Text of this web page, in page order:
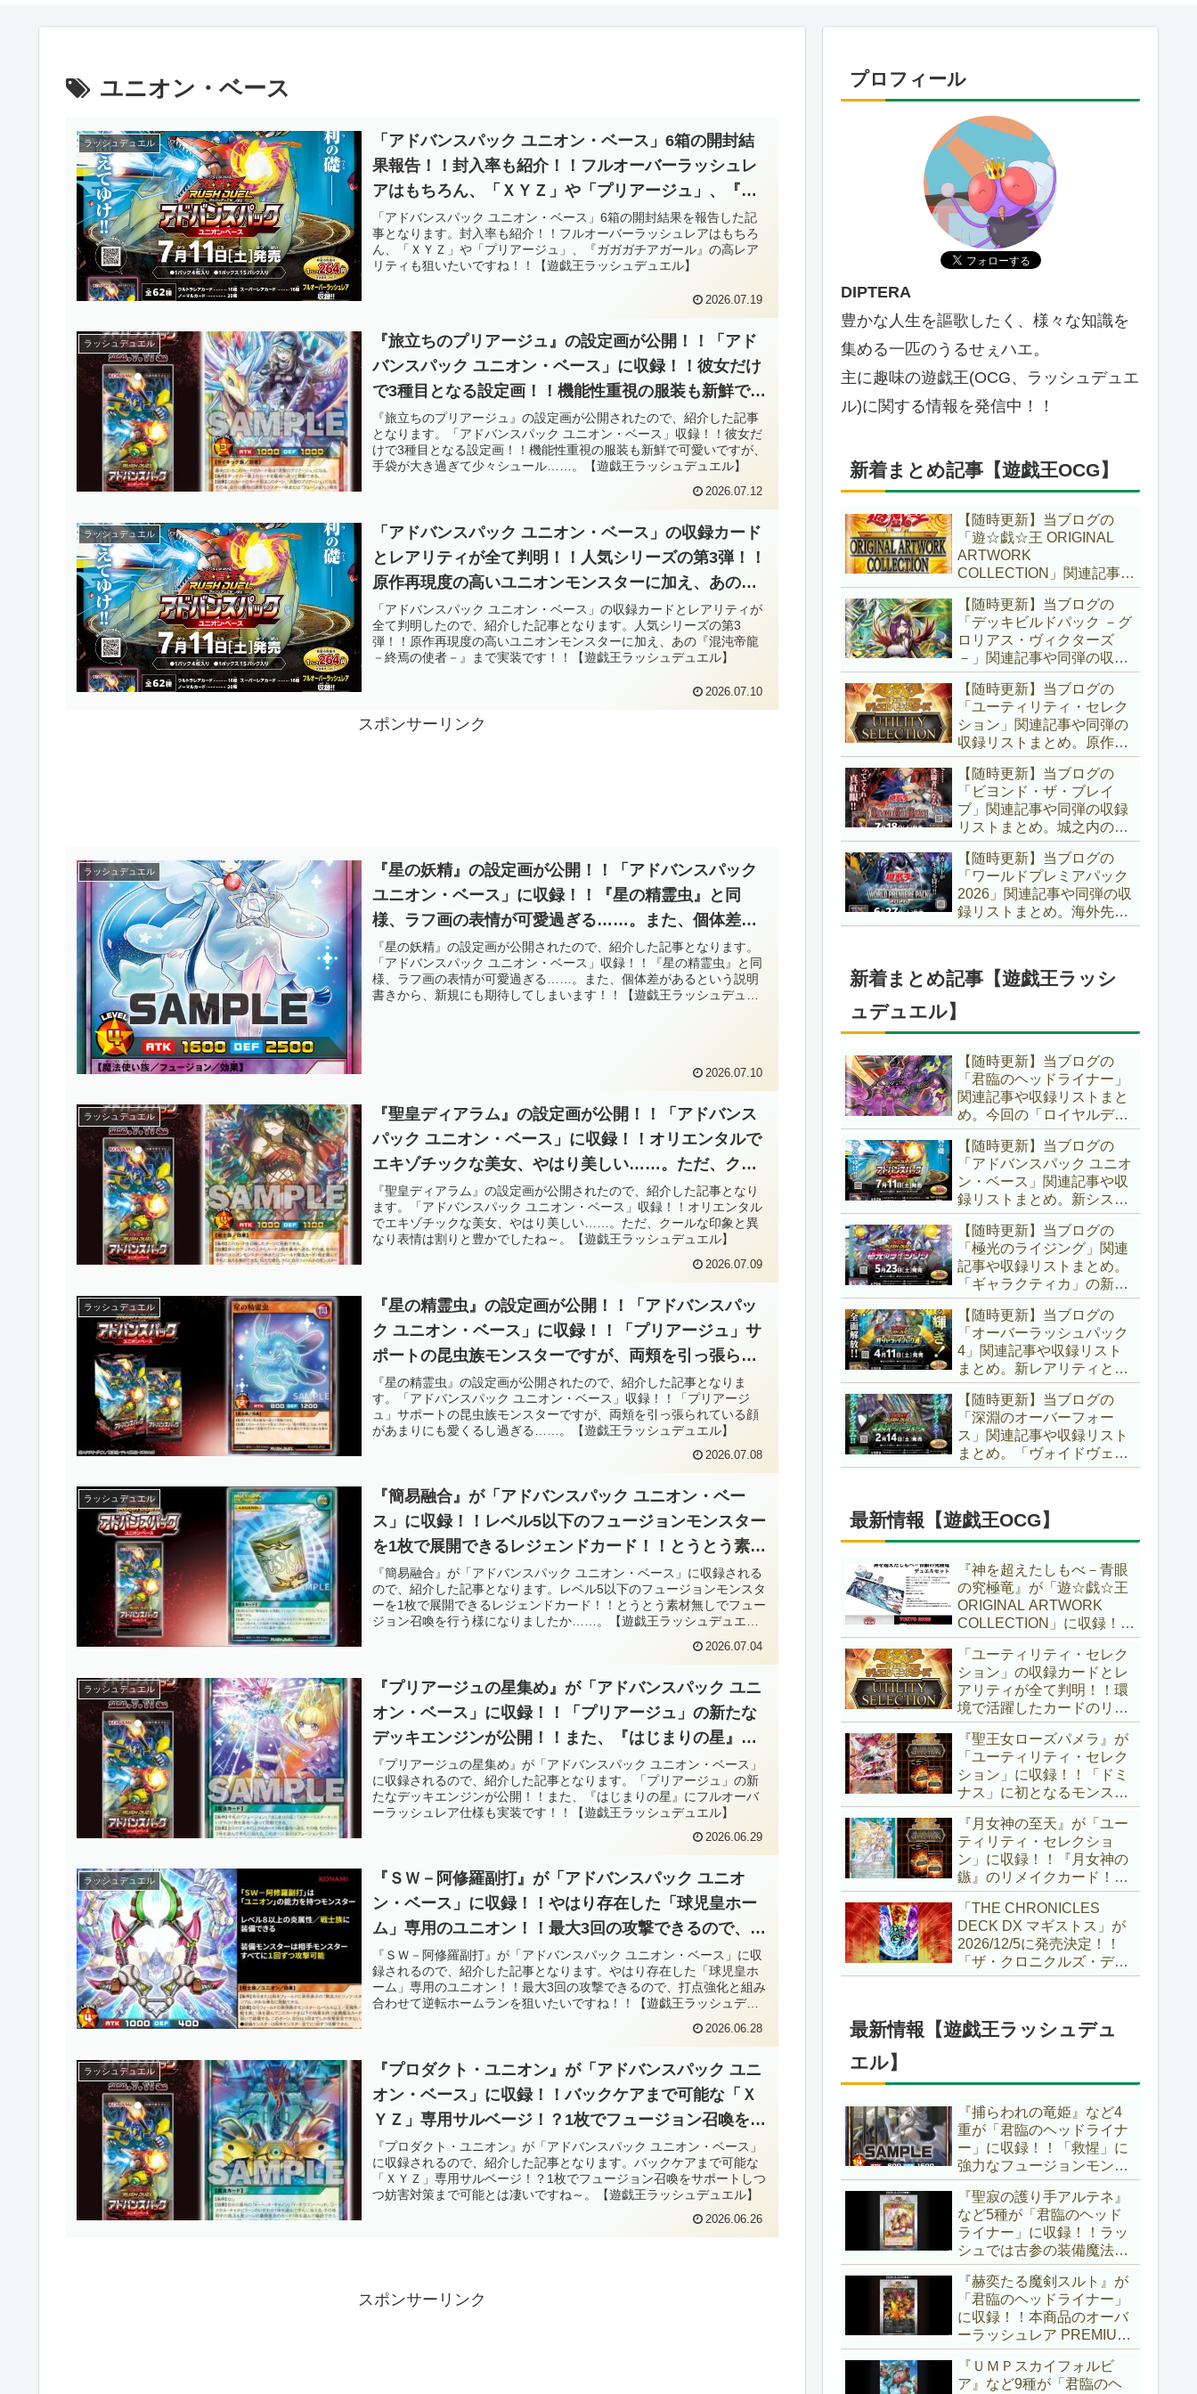
ユニオン・ベース
ラッシュデュエル
「アドバンスパック ユニオン・ベース」6箱の開封結
果報告！！封入率も紹介！！フルオーバーラッシュレ
アはもちろん、「ＸＹＺ」や「プリアージュ」、『ガ
ガガチアガール』の高レアリティも狙いたいです
ね！！【遊戯王ラッシュデュエル】
「アドバンスパック ユニオン・ベース」6箱の開封結果を報告した記
事となります。封入率も紹介！！フルオーバーラッシュレアはもちろ
ん、「ＸＹＺ」や「プリアージュ」、『ガガガチアガール』の高レア
リティも狙いたいですね！！【遊戯王ラッシュデュエル】
2026.07.19
ラッシュデュエル
『旅立ちのプリアージュ』の設定画が公開！！「アド
バンスパック ユニオン・ベース」に収録！！彼女だけ
で3種目となる設定画！！機能性重視の服装も新鮮で可
愛いですが、手袋が大き過ぎて少々シュール……。
【遊戯王ラッシュデュエル】
『旅立ちのプリアージュ』の設定画が公開されたので、紹介した記事
となります。「アドバンスパック ユニオン・ベース」収録！！彼女だ
けで3種目となる設定画！！機能性重視の服装も新鮮で可愛いですが、
手袋が大き過ぎて少々シュール……。【遊戯王ラッシュデュエル】
2026.07.12
ラッシュデュエル
「アドバンスパック ユニオン・ベース」の収録カード
とレアリティが全て判明！！人気シリーズの第3弾！！
原作再現度の高いユニオンモンスターに加え、あの
『混沌帝龍 －終焉の使者－』まで実装です！！【遊戯
王ラッシュデュエル】
「アドバンスパック ユニオン・ベース」の収録カードとレアリティが
全て判明したので、紹介した記事となります。人気シリーズの第3
弾！！原作再現度の高いユニオンモンスターに加え、あの『混沌帝龍
－終焉の使者－』まで実装です！！【遊戯王ラッシュデュエル】
2026.07.10
スポンサーリンク
ラッシュデュエル
『星の妖精』の設定画が公開！！「アドバンスパック
ユニオン・ベース」に収録！！『星の精霊虫』と同
様、ラフ画の表情が可愛過ぎる……。また、個体差が
あるという説明書きから、新規にも期待してしまいま
す！！【遊戯王ラッシュデュエル】
『星の妖精』の設定画が公開されたので、紹介した記事となります。
「アドバンスパック ユニオン・ベース」収録！！『星の精霊虫』と同
様、ラフ画の表情が可愛過ぎる……。また、個体差があるという説明
書きから、新規にも期待してしまいます！！【遊戯王ラッシュデュエ
2026.07.10
ラッシュデュエル
『聖皇ディアラム』の設定画が公開！！「アドバンス
パック ユニオン・ベース」に収録！！オリエンタルで
エキゾチックな美女、やはり美しい……。ただ、クー
ルな印象と異なり表情は割りと豊かでしたね～。【遊
戯王ラッシュデュエル】
『聖皇ディアラム』の設定画が公開されたので、紹介した記事となり
ます。「アドバンスパック ユニオン・ベース」収録！！オリエンタル
でエキゾチックな美女、やはり美しい……。ただ、クールな印象と異
なり表情は割りと豊かでしたね～。【遊戯王ラッシュデュエル】
2026.07.09
ラッシュデュエル
『星の精霊虫』の設定画が公開！！「アドバンスパッ
ク ユニオン・ベース」に収録！！「プリアージュ」サ
ポートの昆虫族モンスターですが、両頬を引っ張られ
ている顔があまりにも愛くるし過ぎる……。【遊戯王
ラッシュデュエル】
『星の精霊虫』の設定画が公開されたので、紹介した記事となりま
す。「アドバンスパック ユニオン・ベース」収録！！「プリアージ
ュ」サポートの昆虫族モンスターですが、両頬を引っ張られている顔
があまりにも愛くるし過ぎる……。【遊戯王ラッシュデュエル】
2026.07.08
ラッシュデュエル
『簡易融合』が「アドバンスパック ユニオン・ベー
ス」に収録！！レベル5以下のフュージョンモンスター
を1枚で展開できるレジェンドカード！！とうとう素材
無しでフュージョン召喚を行う様になりました
か……。【遊戯王ラッシュデュエル】
『簡易融合』が「アドバンスパック ユニオン・ベース」に収録される
ので、紹介した記事となります。レベル5以下のフュージョンモンスタ
ーを1枚で展開できるレジェンドカード！！とうとう素材無しでフュー
ジョン召喚を行う様になりましたか……。【遊戯王ラッシュデュエ
2026.07.04
ラッシュデュエル
『プリアージュの星集め』が「アドバンスパック ユニ
オン・ベース」に収録！！「プリアージュ」の新たな
デッキエンジンが公開！！また、『はじまりの星』に
フルオーバーラッシュレア仕様も実装です！！【遊戯
王ラッシュデュエル】
『プリアージュの星集め』が「アドバンスパック ユニオン・ベース」
に収録されるので、紹介した記事となります。「プリアージュ」の新
たなデッキエンジンが公開！！また、『はじまりの星』にフルオーバ
ーラッシュレア仕様も実装です！！【遊戯王ラッシュデュエル】
2026.06.29
ラッシュデュエル
『ＳＷ－阿修羅副打』が「アドバンスパック ユニオ
ン・ベース」に収録！！やはり存在した「球児皇ホー
ム」専用のユニオン！！最大3回の攻撃できるので、打
点強化と組み合わせて逆転ホームランを狙いたいです
ね！！【遊戯王ラッシュデュエル】
『ＳＷ－阿修羅副打』が「アドバンスパック ユニオン・ベース」に収
録されるので、紹介した記事となります。やはり存在した「球児皇ホ
ーム」専用のユニオン！！最大3回の攻撃できるので、打点強化と組み
合わせて逆転ホームランを狙いたいですね！！【遊戯王ラッシュデュ
2026.06.28
ラッシュデュエル
『プロダクト・ユニオン』が「アドバンスパック ユニ
オン・ベース」に収録！！バックケアまで可能な「Ｘ
ＹＺ」専用サルベージ！？1枚でフュージョン召喚をサ
ポートしつつ妨害対策まで可能とは凄いですね～。
【遊戯王ラッシュデュエル】
『プロダクト・ユニオン』が「アドバンスパック ユニオン・ベース」
に収録されるので、紹介した記事となります。バックケアまで可能な
「ＸＹＺ」専用サルベージ！？1枚でフュージョン召喚をサポートしつ
つ妨害対策まで可能とは凄いですね～。【遊戯王ラッシュデュエル】
2026.06.26
スポンサーリンク
プロフィール
DIPTERA
豊かな人生を謳歌したく、様々な知識を
集める一匹のうるせぇハエ。
主に趣味の遊戯王(OCG、ラッシュデュエ
ル)に関する情報を発信中！！
新着まとめ記事【遊戯王OCG】
【随時更新】当ブログの
「遊☆戯☆王 ORIGINAL
ARTWORK
COLLECTION」関連記事や
同弾の収録リストまとめ。
マンガスタイルとオーバー
フレームに焦点を当てた新
商品！！また、原作のモン
スターもリメイクされてい
ます！！【遊戯王OCG】
【随時更新】当ブログの
「デッキビルドパック －グ
ロリアス・ヴィクターズ
－」関連記事や同弾の収録
リストまとめ。効果を持た
ない古のモンスターを使役
する儀式テーマ「セネト」
に加え、「レイズ・ムー
ン」や「異解△」も登
場！！【遊戯王OCG】
【随時更新】当ブログの
「ユーティリティ・セレク
ション」関連記事や同弾の
収録リストまとめ。原作の
名シーンや懐かしの人気モ
ンスターをイメージした新
規カードが多数登場！！ま
た、「ドミナス」などの豪
華再録にも注目ですね～。
【遊戯王OCG】
【随時更新】当ブログの
「ビヨンド・ザ・ブレイ
ブ」関連記事や同弾の収録
リストまとめ。城之内のカ
ードたちが『時の黒魔術
師』関連となってリメイ
ク！！さらに、「Ｄ－ＨＥ
ＲＯ」の『幽獄の時計塔』
も待望のリメイクです！！
【随時更新】当ブログの
「ワールドプレミアパック
2026」関連記事や同弾の収
録リストまとめ。海外先行
カードが例年より早く来
ージした『リビングデッド
の呼び声』関連に注目が集
新着まとめ記事【遊戯王ラッシ
ュデュエル】
【随時更新】当ブログの
「君臨のヘッドライナー」
関連記事や収録リストまと
め。今回の「ロイヤルデモ
ンズ」は相手モンスターを
リリース！！また、新テー
マとして「救惺」、「ヘル
シィ」、「ゴエゴエ」も登
場です！！【遊戯王ラッシ
ュデュエル】
【随時更新】当ブログの
「アドバンスパック ユニオ
ン・ベース」関連記事や収
録リストまとめ。新システ
ム「ユニオンフュージョ
ン」の登場により、ようや
く原作さながらの「ＸＹ
Ｚ」が使用可能となりまし
た！！【遊戯王ラッシュデ
ュエル】
【随時更新】当ブログの
「極光のライジング」関連
記事や収録リストまとめ。
「ギャラクティカ」の新た
なフュージョンモンスター
やイラスト違い、「報道」
の強化に加え、幻竜族の新
テーマ「纏竜」も登場で
す！！【遊戯王ラッシュデ
ュエル】
【随時更新】当ブログの
「オーバーラッシュパック
4」関連記事や収録リスト
まとめ。新レアリティとし
てフルオーバーラッシュレ
ア仕様が初登場！！そし
て、OCGの大人気テーマ
「霊使い」も同時に実装さ
れています！！【遊戯王ラ
【随時更新】当ブログの
「深淵のオーバーフォー
ス」関連記事や収録リスト
まとめ。「ヴォイドヴェル
グ」や「夢中」、「ラ
「コスモス姫」などの人気
テーマ強化に加え、「冥
跡」もテーマ化です！！
【遊戯王ラッシュデュエ
ル】
最新情報【遊戯王OCG】
『神を超えたしもべ－青眼
の究極竜』が「遊☆戯☆王
ORIGINAL ARTWORK
COLLECTION」に収録！！
3回の攻撃と除去、強固な
耐性と、正しく『強靭！無
敵！最強！』な「ブルーア
イズ」が登場です！！【遊
戯王OCG】
「ユーティリティ・セレク
ション」の収録カードとレ
アリティが全て判明！！環
境で活躍したカードのリメ
イクが多数収録！！調整版
『墓穴の指名者』や「ドミ
ナス」の少女のカード化な
ど、注目要素が満載ですね
～。【遊戯王OCG】
『聖王女ローズパメラ』が
「ユーティリティ・セレク
ション」に収録！！「ドミ
ナス」に初となるモンスタ
ーが登場！！『聖王の粉
砕』や『列王詩篇』に描か
れていた少女で、実際にこ
の2種を強力にサポートし
ていますね！！【遊戯王
OCG】
『月女神の至天』が「ユー
ティリティ・セレクショ
ン」に収録！！『月女神の
鏃』のリメイクカード！！
選出傾向が読めなくなりま
したが、後攻向けとは言え
無効化範囲の広がった『墓
穴の指名者』はめちゃくち
ゃ強力ですね！？【遊戯王
「THE CHRONICLES
DECK DX マギストス」が
2026/12/5に発売決定！！
「ザ・クロニクルズ・デッ
キ」がリニューアル！！第
「エンディミオン」が選出
されています！！【遊戯王
最新情報【遊戯王ラッシュデュ
エル】
『捕らわれの竜姫』など4
重が「君臨のヘッドライナ
ー」に収録！！「救惺」に
強力なフュージョンモンス
ターとサポーターが登
場！！性能の高さはもちろ
ん、イラストから推察され
る背景ストーリーも興味深
い……。【遊戯王ラッシュ
デュエル】
『聖寂の護り手アルテネ』
など5種が「君臨のヘッド
ライナー」に収録！！ラッ
シュでは古参の装備魔法
『アルテネの加護』がテー
マ化！！3種のユニオンが
存在し、天使族では汎用的
なサポーターとなります
ね！！【遊戯王ラッシュデ
ュエル】
『赫奕たる魔剣スルト』が
「君臨のヘッドライナー」
に収録！！本商品のオーバ
ーラッシュレア PREMIUM
BLACK Ver.枠！！初の下級
モンスターで、「ヘルシ
ィ」と相性抜群なバウンス
『ＵＭＰスカイフォルビ
ア』など9種が「君臨のヘ